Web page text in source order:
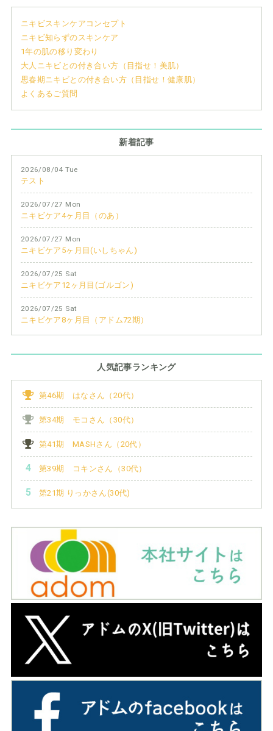
ニキビスキンケアコンセプト
ニキビ知らずのスキンケア
1年の肌の移り変わり
大人ニキビとの付き合い方（目指せ！美肌）
思春期ニキビとの付き合い方（目指せ！健康肌）
よくあるご質問
新着記事
2026/08/04 Tue
テスト
2026/07/27 Mon
ニキビケア4ヶ月目（のあ）
2026/07/27 Mon
ニキビケア5ヶ月目(いしちゃん)
2026/07/25 Sat
ニキビケア12ヶ月目(ゴルゴン)
2026/07/25 Sat
ニキビケア8ヶ月目（アドム72期）
人気記事ランキング
第46期 はなさん（20代）
第34期 モコさん（30代）
第41期 MASHさん（20代）
第39期 コキンさん（30代）
第21期 りっかさん(30代)